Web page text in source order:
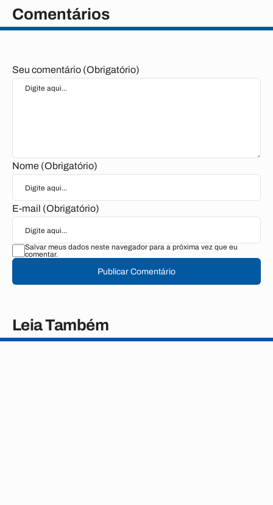
Comentários
Seu comentário (Obrigatório)
Nome (Obrigatório)
E-mail (Obrigatório)
Salvar meus dados neste navegador para a próxima vez que eu
comentar.
Publicar Comentário
Leia Também